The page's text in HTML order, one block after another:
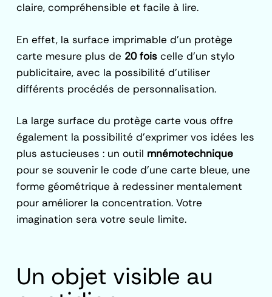
claire, compréhensible et facile à lire.
En effet, la surface imprimable d’un protège
carte mesure plus de 20 fois celle d’un stylo
publicitaire, avec la possibilité d’utiliser
différents procédés de personnalisation.
La large surface du protège carte vous offre
également la possibilité d’exprimer vos idées les
plus astucieuses : un outil mnémotechnique
pour se souvenir le code d’une carte bleue, une
forme géométrique à redessiner mentalement
pour améliorer la concentration. Votre
imagination sera votre seule limite.
Un objet visible au